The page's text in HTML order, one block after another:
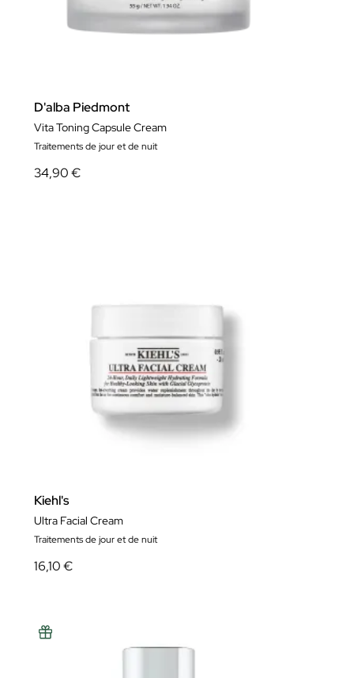
D'alba Piedmont
Vita Toning Capsule Cream
Traitements de jour et de nuit
34,90 €
Kiehl's
Ultra Facial Cream
Traitements de jour et de nuit
16,10 €